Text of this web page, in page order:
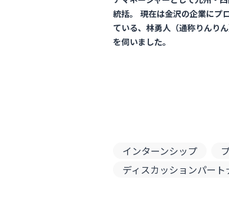
統括。 現在は金沢の企業にプ
ている、林勇人（通称りんり
を伺いました。
インターンシップ
ディスカッションパート